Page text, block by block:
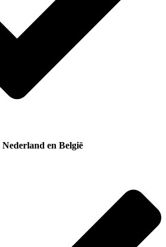
Nederland en België